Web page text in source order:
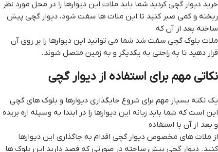
خرید دیوار گچی کردید شما باید ملات این دیوارها را در محل مورد نظر
ریخته و کمی صبر کنید تا این ملات ها سفت شود، ديوار گچي پيش
ساخته بعد از آن که
ملات بلوک گچی سفت شد شما می توانید این دیوارها را بر روی آن
قرار دهید تا به راحتی به یکدیگر و به زمین متصل شوند.
نکاتی مهم برای استفاده از دیوار گچی
یک نکته بسیار مهم برای شروع جایگذاری دیوارها و بلوک های گچی
این است که شما باید زبانه این دیوارها را در ابتدا به وسیله اره بریده
و بعد از آن با استفاده
از ملات های مخصوص دیوار گچی اقدام به جاگذاری این دیوارها
کنید. ديوار گچي پيش ساخته در صورتی که قصد دارید این بلوک ها